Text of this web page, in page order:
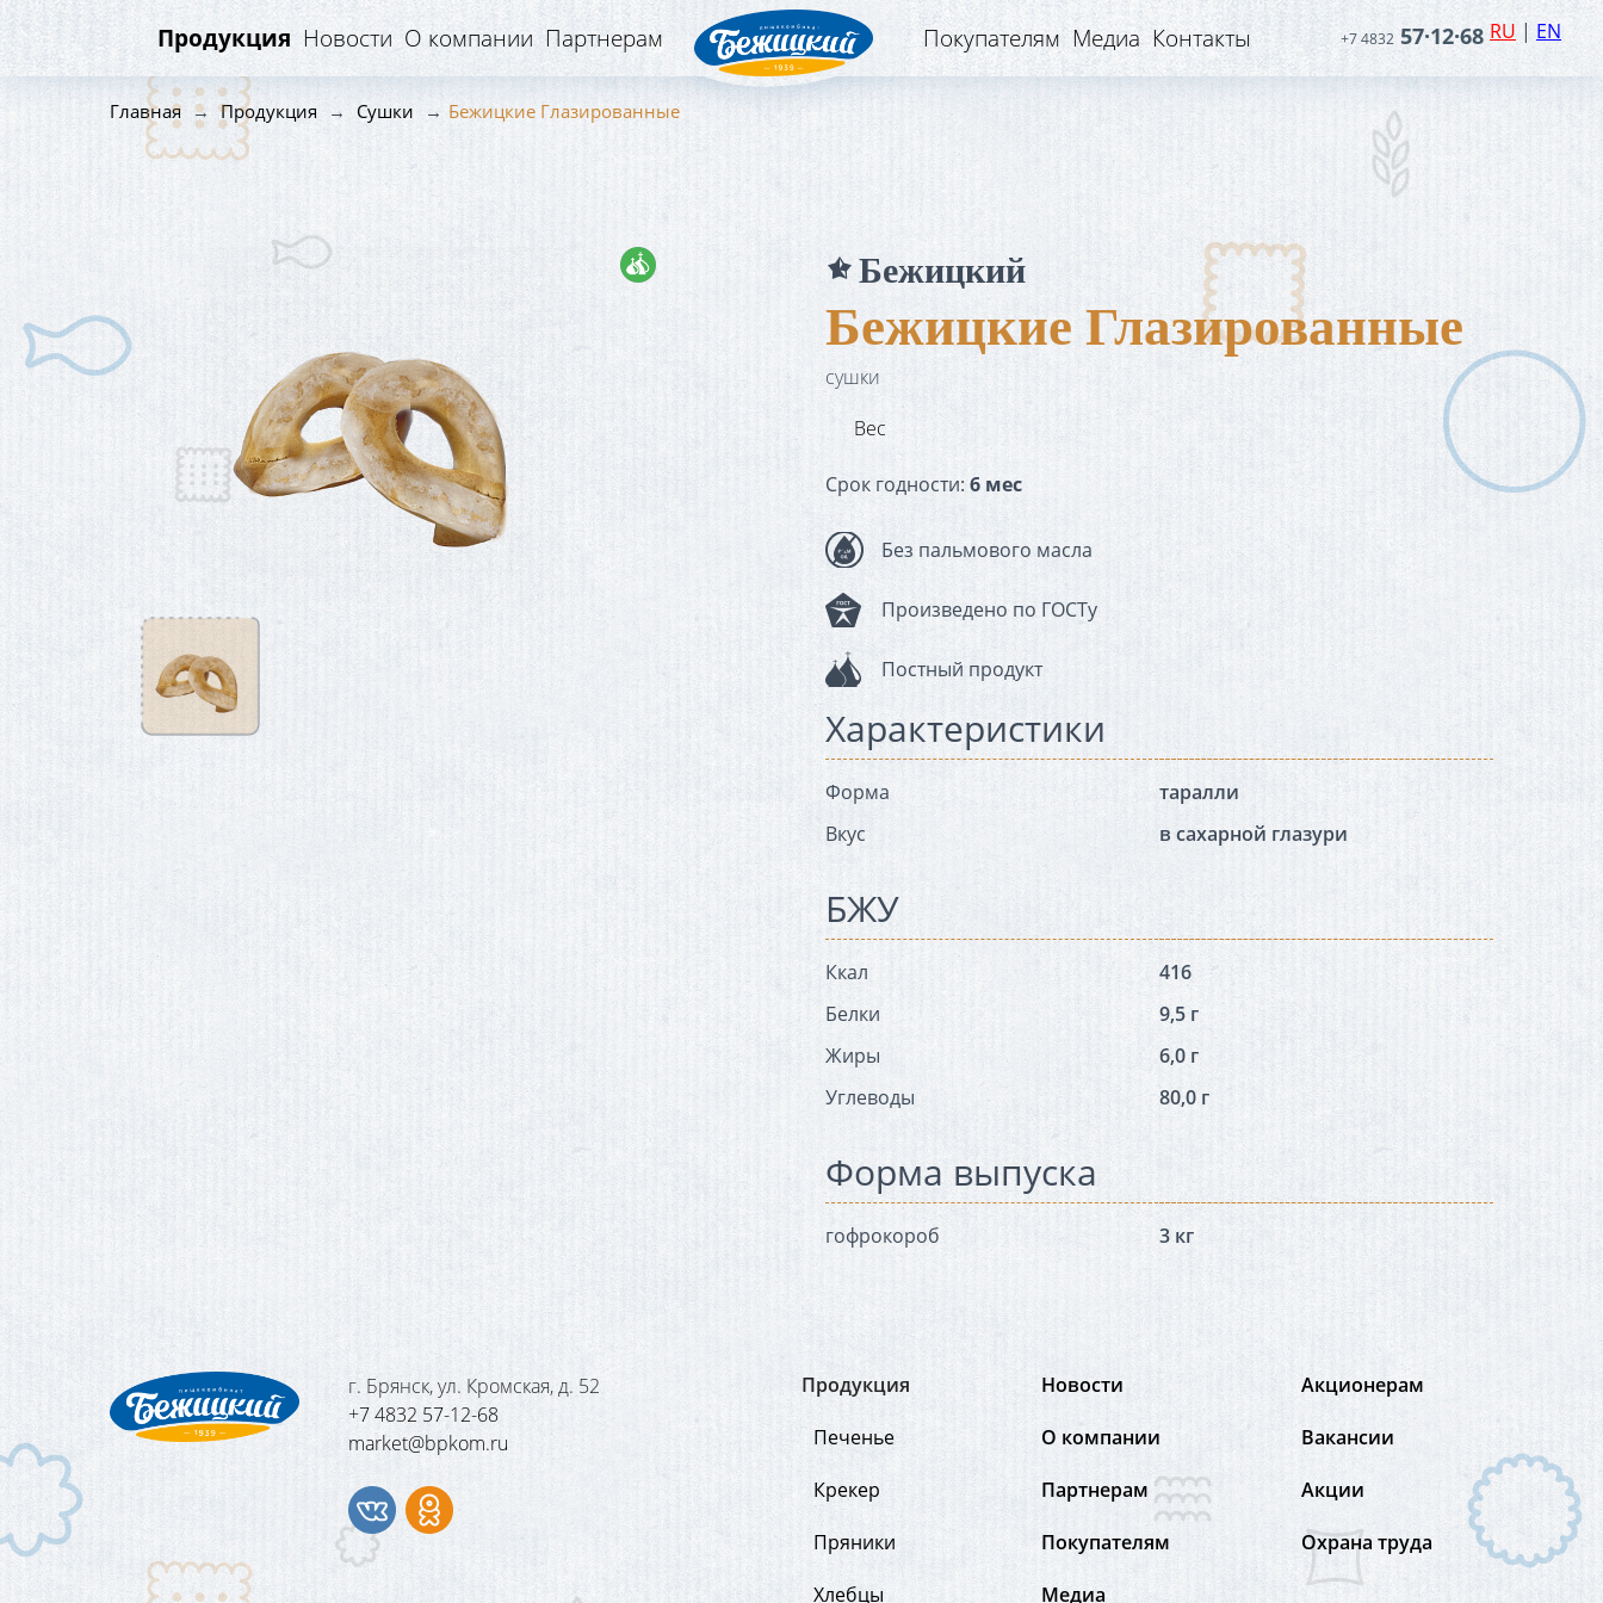
RU | EN
Продукция Новости О компании Партнерам Покупателям Медиа Контакты +7 4832 57·12·68
Главная Продукция Сушки Бежицкие Глазированные
Постный продукт Бежицкий
Бежицкие Глазированные
сушки
Вес
Срок годности: 6 мес
Без пальмового масла
Произведено по ГОСТу
Постный продукт
Характеристики
Форма
таралли
Вкус
в сахарной глазури
БЖУ
Ккал
416
Белки
9,5 г
Жиры
6,0 г
Углеводы
80,0 г
Форма выпуска
гофрокороб 3 кг
г. Брянск, ул. Кромская, д. 52
+7 4832 57-12-68
market@bpkom.ru
Продукция
Печенье
Крекер
Пряники
Хлебцы
Новости
О компании
Партнерам
Покупателям
Медиа
Акционерам
Вакансии
Акции
Охрана труда